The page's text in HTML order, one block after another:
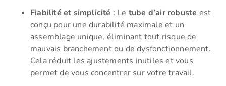
Fiabilité et simplicité : Le tube d’air robuste est
conçu pour une durabilité maximale et un
assemblage unique, éliminant tout risque de
mauvais branchement ou de dysfonctionnement.
Cela réduit les ajustements inutiles et vous
permet de vous concentrer sur votre travail.